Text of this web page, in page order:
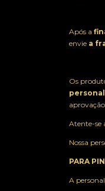
Após a
envie a
Os
Atente-se
Nossa
PARA
A